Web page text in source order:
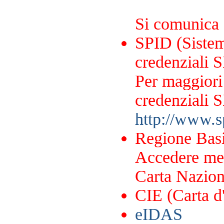
Si
SPID
credenziali
Per
credenziali
http://
Regione
Accedere
Carta
CIE (Carta
eIDAS